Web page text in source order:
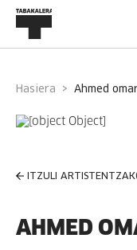
Hasiera ahmed
ITZULI
AHMED